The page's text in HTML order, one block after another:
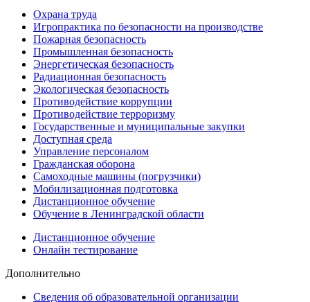
Охрана труда
Игропрактика по безопасности на производстве
Пожарная безопасность
Промышленная безопасность
Энергетическая безопасность
Радиационная безопасность
Экологическая безопасность
Противодействие коррупции
Противодействие терроризму
Государственные и муниципальные закупки
Доступная среда
Управление персоналом
Гражданская оборона
Самоходные машины (погрузчики)
Мобилизационная подготовка
Дистанционное обучение
Обучение в Ленинградской области
Дистанционное обучение
Онлайн тестирование
Дополнительно
Сведения об образовательной организации